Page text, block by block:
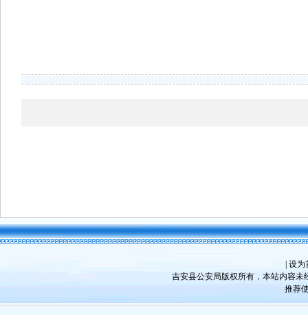
设为
吉安县公安局版权所有，本站内容未
推荐